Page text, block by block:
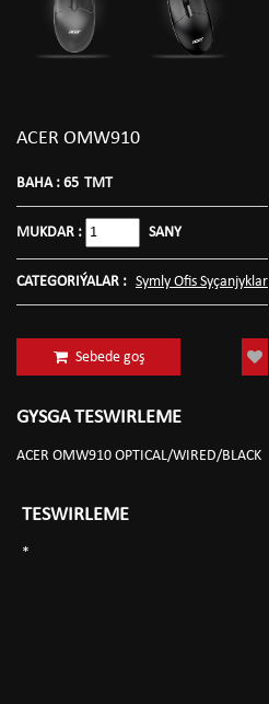
ACER OMW910
BAHA : 65 TMT
MUKDAR : SANY
CATEGORIÝALAR : Symly Ofis Syçanjyklar
Sebede goş
GYSGA TESWIRLEME
ACER OMW910 OPTICAL/WIRED/BLACK
TESWIRLEME
*